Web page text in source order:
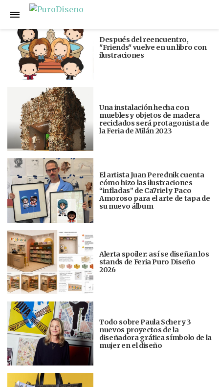
Anterior
Después del reencuentro,
"Friends" vuelve en un libro con
ilustraciones
Una instalación hecha con
muebles y objetos de madera
reciclados será protagonista de
la Feria de Milán 2023
El artista Juan Perednik cuenta
cómo hizo las ilustraciones
“infladas” de Ca7riel y Paco
Amoroso para el arte de tapa de
su nuevo álbum
Alerta spoiler: así se diseñan los
stands de Feria Puro Diseño
2026
Todo sobre Paula Scher y 3
nuevos proyectos de la
diseñadora gráfica símbolo de la
mujer en el diseño
Siguiente